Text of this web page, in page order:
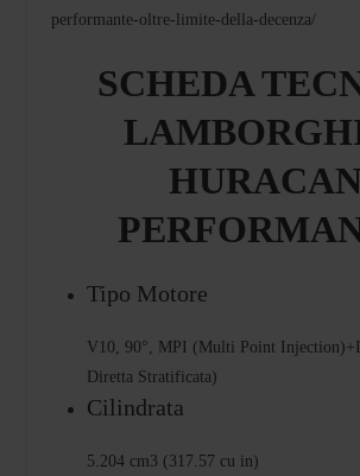
performante-oltre-limite-della-decenza/
SCHEDA
Tipo Motore
V10, 90°, MPI (Multi Point
Diretta Stratificata)
Cilindrata
5.204 cm3 (317.57 cu in)